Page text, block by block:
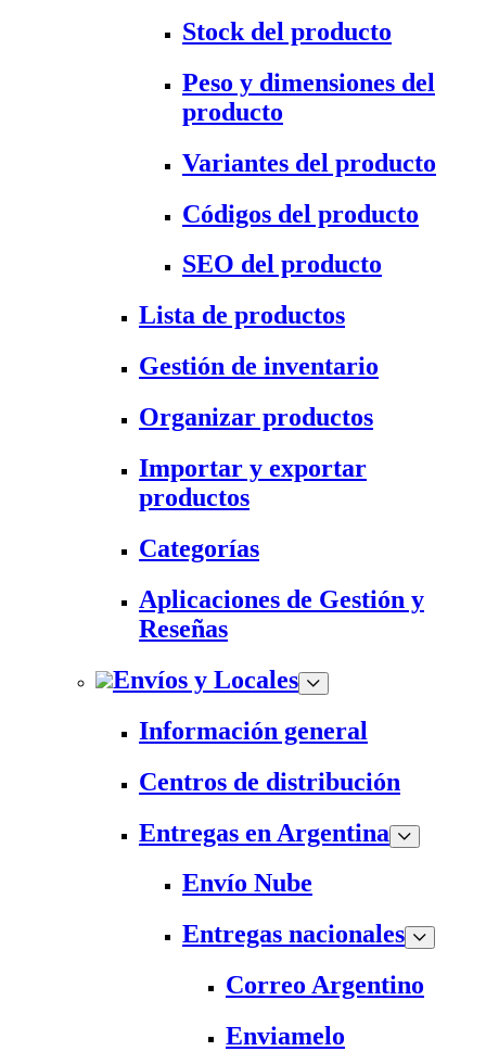
Stock del producto
Peso y dimensiones del
producto
Variantes del producto
Códigos del producto
SEO del producto
Lista de productos
Gestión de inventario
Organizar productos
Importar y exportar
productos
Categorías
Aplicaciones de Gestión y
Reseñas
Envíos y Locales
Información general
Centros de distribución
Entregas en Argentina
Envío Nube
Entregas nacionales
Correo Argentino
Enviamelo